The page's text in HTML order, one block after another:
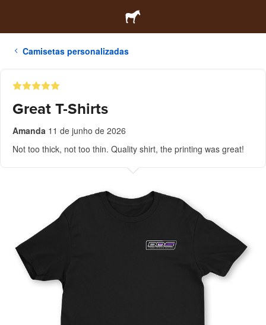
Camisetas personalizadas
Great T-Shirts
Amanda 11 de junho de 2026
Not too thick, not too thin. Quality shirt, the printing was great!